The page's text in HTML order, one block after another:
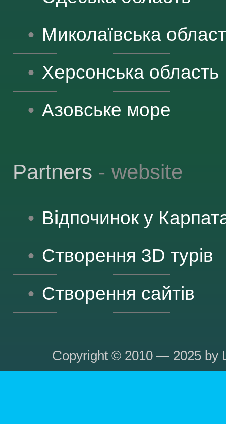
Миколаївська
Херсонська область
Азовське море
Partners - website
Відпочинок у
Створення 3D турів
Створення сайтів
Copyright © 2010 — 2025 by